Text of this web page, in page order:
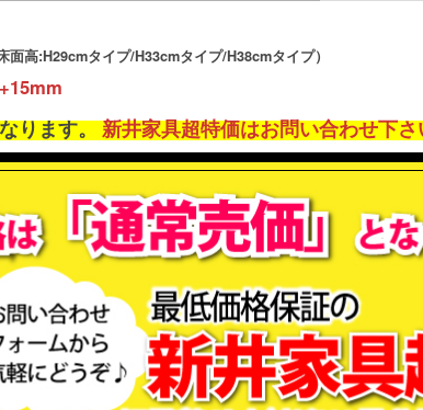
高:H29cmタイプ/H33cmタイプ/H38cmタイプ）
ります。新井家具超特価はお問い合わせ下